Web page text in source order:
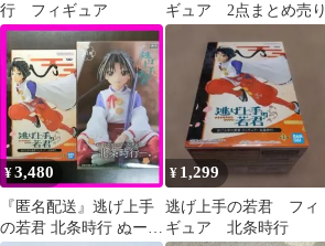
行 フィギュア
ギュア 2点まとめ売り
¥3,480
『匿名配送』逃げ上手
の若君 北条時行 ぬーど
¥ 1,299
逃げ上手の若君 フィ
ギュア 北条時行